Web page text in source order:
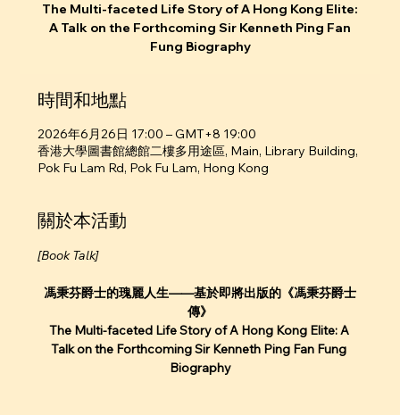
The Multi-faceted Life Story of A Hong Kong Elite:
A Talk on the Forthcoming Sir Kenneth Ping Fan
Fung Biography
時間和地點
2026年6月26日 17:00 – GMT+8 19:00
香港大學圖書館總館二樓多用途區, Main, Library Building,
Pok Fu Lam Rd, Pok Fu Lam, Hong Kong
關於本活動
[Book Talk]
馮秉芬爵士的瑰麗人生——基於即將出版的《馮秉芬爵士
傳》
The Multi-faceted Life Story of A Hong Kong Elite: A
Talk on the Forthcoming Sir Kenneth Ping Fan Fung
Biography